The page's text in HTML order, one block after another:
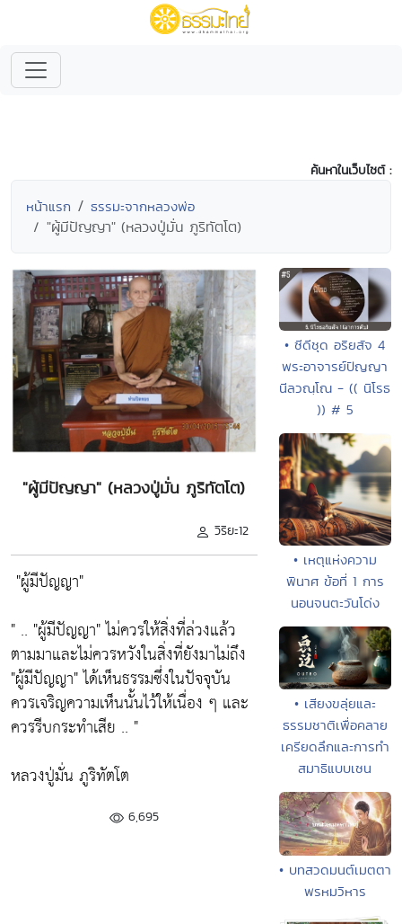
ค้นหาในเว็บไซต์ :
หน้าแรก ธรรมะจากหลวงพ่อ
"ผู้มีปัญญา" (หลวงปู่มั่น ภูริทัตโต)
"ผู้มีปัญญา" (หลวงปู่มั่น ภูริทัตโต)
วิริยะ12
"ผู้มีปัญญา"
" .. "ผู้มีปัญญา"ไม่ควรให้สิ่งที่ล่วงแล้ว
ตามมาและไม่ควรหวังในสิ่งที่ยังมาไม่ถึง
"ผู้มีปัญญา"ได้เห็นธรรมซึ่งในปัจจุบัน
ควรเจริญความเห็นนั้นไว้ให้เนื่อง ๆ และ
ควรรีบกระทำเสีย .. "
หลวงปู่มั่น ภูริทัตโต
6,695
• ซีดีชุด อริยสัจ 4
พระอาจารย์ปัญญา
นีลวณฺโณ - (( นิโรธ
)) # 5
• เหตุแห่งความ
พินาศ ข้อที่ 1 การ
นอนจนตะวันโด่ง
• เสียงขลุ่ยและ
ธรรมชาติเพื่อคลาย
เครียดลึกและการทำ
สมาธิแบบเซน
• บทสวดมนต์เมตตา
พรหมวิหาร